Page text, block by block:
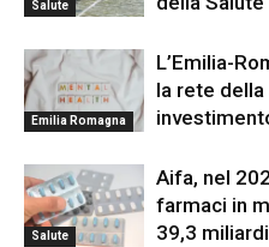
Salute
Emilia Romagna
L’Emilia-
la rete
Salute
Aifa, nel
farmaci in
39,3 miliardi